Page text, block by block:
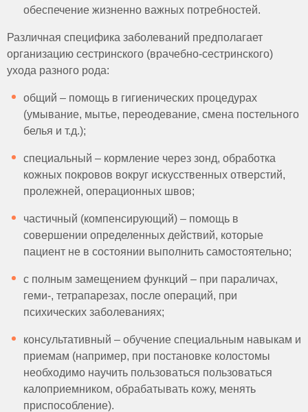
обеспечение жизненно важных потребностей.
Различная специфика заболеваний предполагает
организацию сестринского (врачебно-сестринского)
ухода разного рода:
общий – помощь в гигиенических процедурах
(умывание, мытье, переодевание, смена постельного
белья и т.д.);
специальный – кормление через зонд, обработка
кожных покровов вокруг искусственных отверстий,
пролежней, операционных швов;
частичный (компенсирующий) – помощь в
совершении определенных действий, которые
пациент не в состоянии выполнить самостоятельно;
с полным замещением функций – при параличах,
геми-, тетрапарезах, после операций, при
психических заболеваниях;
консультативный – обучение специальным навыкам и
приемам (например, при постановке колостомы
необходимо научить пользоваться пользоваться
калоприемником, обрабатывать кожу, менять
приспособление).